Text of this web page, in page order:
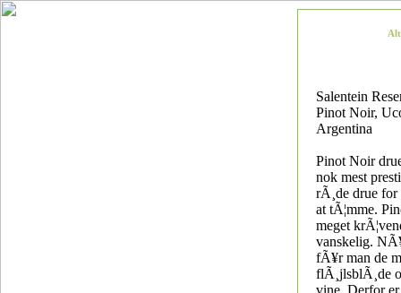
Salentein
Pinot Noir,
Argentina
Pinot Noir
nok mest
rÃ¸de drue
at tÃ¦mme.
meget
vanskelig.
fÃ¥r man de
flÃ¸jlsblÃ¸de
vine. Derfor